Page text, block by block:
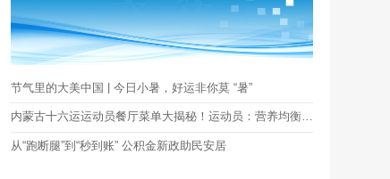
节气里的大美中国 | 今日小暑，好运非你莫 “暑”
内蒙古十六运运动员餐厅菜单大揭秘！运动员：营养均衡，吃的安心又对味儿！
从“跑断腿”到“秒到账” 公积金新政助民安居